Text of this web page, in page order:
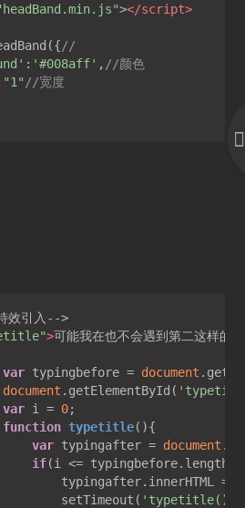
></script>
//
: '#008aff' , //颜色
"1" //宽度
>可能我在也不会遇到第二这样的她
var typingbefore = document
document .getElementById(
var i = 0
function typetitle( )
var typingafter = document
if
typingafter.innerHTML =
setTimeout(
'typetitle()'